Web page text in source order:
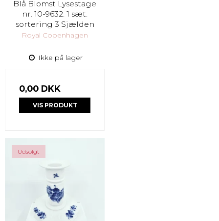
Blå Blomst Lysestage
nr. 10-9632. 1 sæt.
sortering 3 Sjælden
Royal Copenhagen
Ikke på lager
0,00 DKK
VIS PRODUKT
Udsolgt